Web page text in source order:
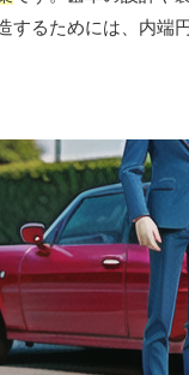
るためには、内端